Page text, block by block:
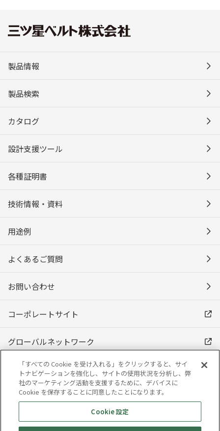
製品情報
製品検索
カタログ
設計支援ツール
各種証明書
技術情報・資料
用途例
よくあるご質問
お問い合わせ
コーポレートサイト
グローバルネットワーク
「すべての Cookie を受け入れる」をクリックすると、サイ
トナビゲーションを強化し、サイトの使用状況を分析し、弊
社のマーケティング活動を支援するために、デバイスに
Cookie を保存することに同意したことになります。
Cookie 設定